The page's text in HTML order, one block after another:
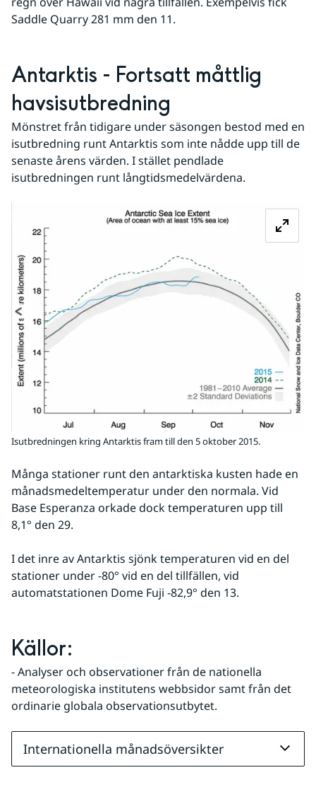
Saddle Quarry 281 mm den 11.
Antarktis - Fortsatt måttlig
havsisutbredning
Mönstret från tidigare under säsongen bestod med en
isutbredning runt Antarktis som inte nådde upp till de
senaste årens värden. I stället pendlade
isutbredningen runt långtidsmedelvärdena.
Isutbredningen kring Antarktis fram till den 5 oktober 2015.
Många stationer runt den antarktiska kusten hade en
månadsmedeltemperatur under den normala. Vid
Base Esperanza orkade dock temperaturen upp till
8,1° den 29.
I det inre av Antarktis sjönk temperaturen vid en del
stationer under -80° vid en del tillfällen, vid
automatstationen Dome Fuji -82,9° den 13.
Källor:
- Analyser och observationer från de nationella
meteorologiska institutens webbsidor samt från det
ordinarie globala observationsutbytet.
Internationella månadsöversikter